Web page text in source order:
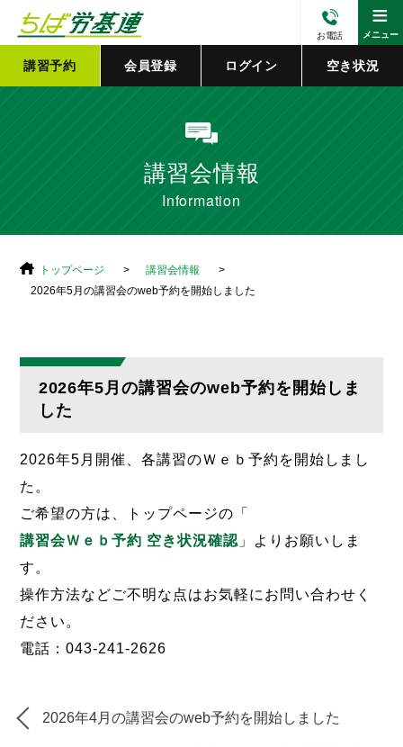
≡
メニュー
お電話
講習予約 会員登録 ログイン 空き状況
講習会情報
Information
トップページ
講習会情報
2026年5月の講習会のweb予約を開始しました
2026年5月の講習会のweb予約を開始しま
した
2026年5月開催、各講習のＷｅｂ予約を開始しまし
た。
ご希望の方は、トップページの「
講習会Ｗｅｂ予約 空き状況確認 」よりお願いしま
す。
操作方法などご不明な点はお気軽にお問い合わせく
ださい。
電話：043-241-2626
2026年4月の講習会のweb予約を開始しました